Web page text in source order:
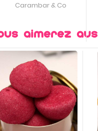
Carambar & Co
aimerez